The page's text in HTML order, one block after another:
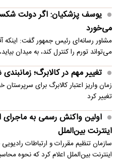
یوسف پزشکیان: اگر دولت
می‌خورد
مشاور رسانه‌ای رئیس جمهور گفت:
می‌تواند تورم را کنترل کند، به میدان
تغییر مهم در کالابرگ؛
زمان واریز اعتبار کالابرگ برای سرپرستان
تغییر کرد
اینترنت بین‌الملل
اینترنت بین‌الملل اعلام کرد که نحوه